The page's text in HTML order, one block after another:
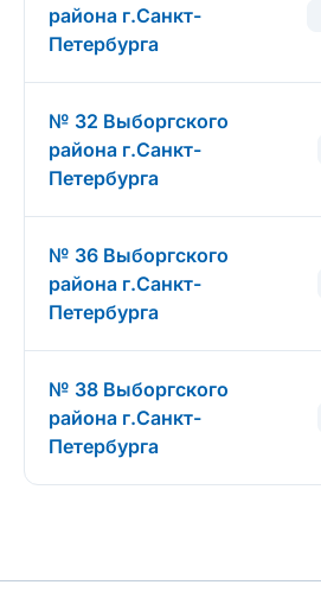
района г.Санкт-
Петербурга
№ 32 Выборгского
района г.Санкт-
Петербурга
№ 36 Выборгского
района г.Санкт-
Петербурга
№ 38 Выборгского
района г.Санкт-
Петербурга